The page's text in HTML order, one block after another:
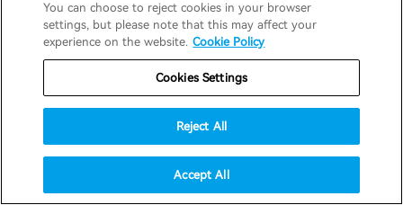
Unterstützung
Produktunterstützung
EU-Konformitätserklärung
Entdecken
You can choose to reject cookies in your browser
settings, but please note that this may affect your
experience on the website. Cookie Policy
Cookies Settings
Reject All
Accept All